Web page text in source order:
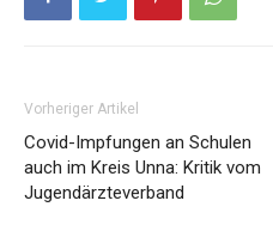
Vorheriger Artikel
Covid-Impfungen an Schulen
auch im Kreis Unna: Kritik vom
Jugendärzteverband